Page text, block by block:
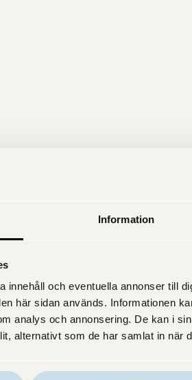
Information
innehåll och eventuella annonser till
här sidan används. Informationen
analys och annonsering. De kan i
alternativt som de har samlat in när